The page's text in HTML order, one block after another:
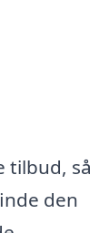
tilbud, så
den